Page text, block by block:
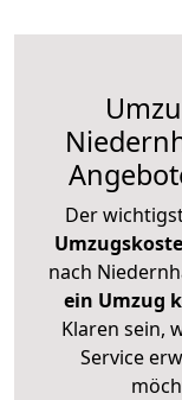
Der
nach
ein Umzug
Klaren sein,
Service